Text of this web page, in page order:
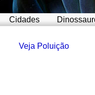
Cidades
Veja Poluição